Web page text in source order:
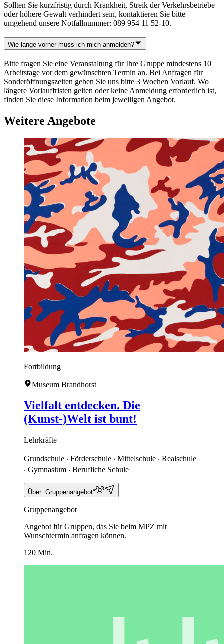
Sollten Sie kurzfristig durch Krankheit, Streik der Verkehrsbetriebe
oder höhere Gewalt verhindert sein, kontaktieren Sie bitte
umgehend unsere Notfallnummer: 089 954 11 52-10.
Wie lange vorher muss ich mich anmelden?
Bitte fragen Sie eine Veranstaltung für Ihre Gruppe mindestens 10
Arbeitstage vor dem gewünschten Termin an. Bei Anfragen für
Sonderöffnungszeiten geben Sie uns bitte 3 Wochen Vorlauf. Wo
längere Vorlauffristen gelten oder keine Anmeldung erforderlich ist,
finden Sie diese Information beim jeweiligen Angebot.
Weitere Angebote
Fortbildung
Museum Brandhorst
Vielfalt entdecken. Die
(Kunst-)Welt ist bunt!
Lehrkräfte
Grundschule ‧ Förderschule ‧ Mittelschule ‧ Realschule
‧ Gymnasium ‧ Berufliche Schule
Über „Gruppenangebot“
Gruppenangebot
Angebot für Gruppen, das Sie beim MPZ mit
Wunschtermin anfragen können.
120 Min.